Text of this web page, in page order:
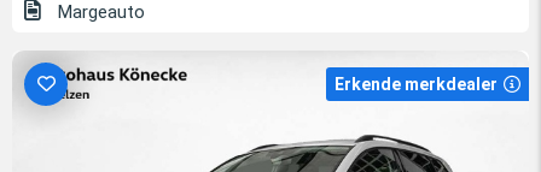
Margeauto
Erkende merkdealer